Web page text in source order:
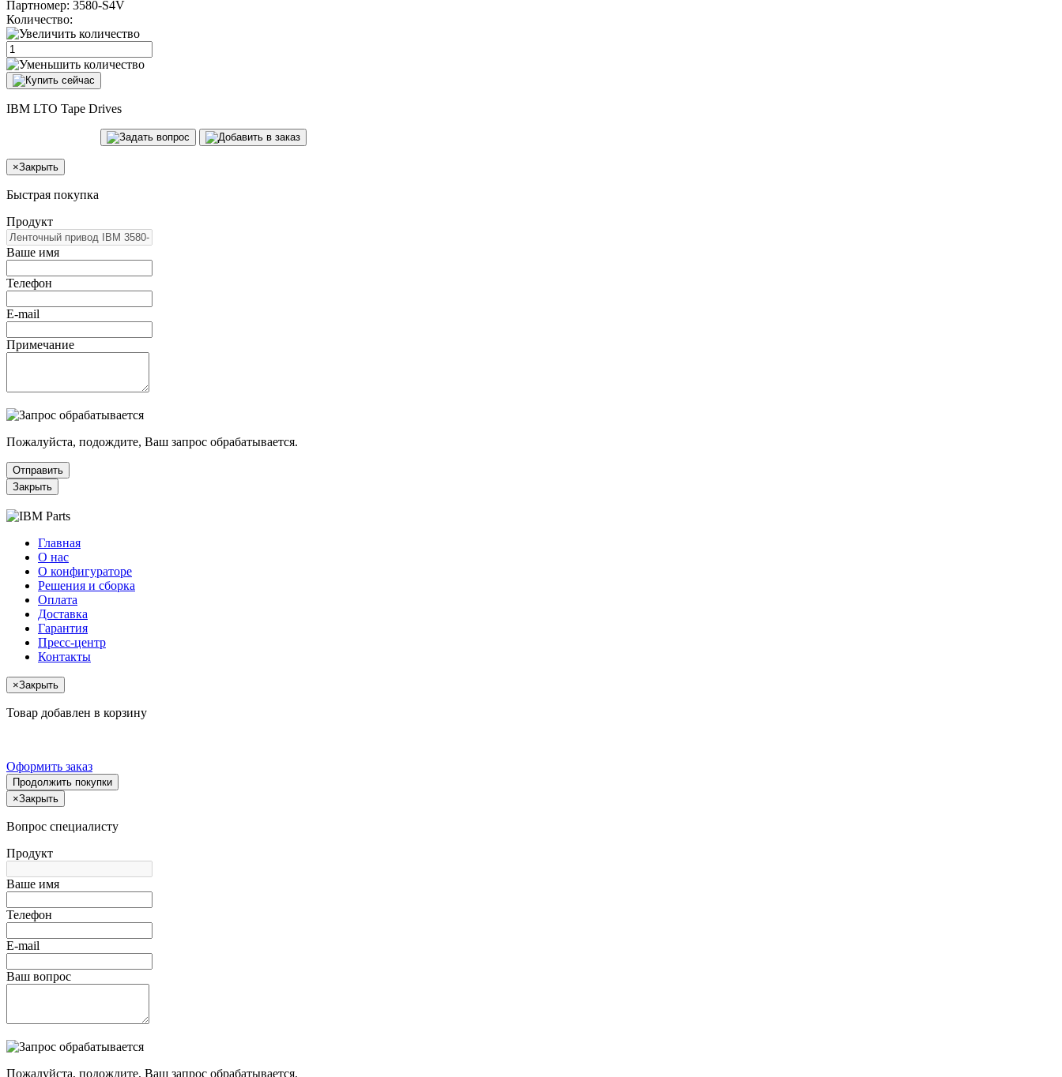
Партномер: 3580-S4V
Количество:
IBM LTO Tape Drives
×Закрыть
Быстрая покупка
Продукт
Ваше имя
Телефон
E-mail
Примечание
Пожалуйста, подождите, Ваш запрос обрабатывается.
Отправить
Закрыть
Главная
О нас
О конфигураторе
Решения и сборка
Оплата
Доставка
Гарантия
Пресс-центр
Контакты
×Закрыть
Товар добавлен в корзину
Оформить заказ
Продолжить покупки
×Закрыть
Вопрос специалисту
Продукт
Ваше имя
Телефон
E-mail
Ваш вопрос
Пожалуйста, подождите, Ваш запрос обрабатывается.